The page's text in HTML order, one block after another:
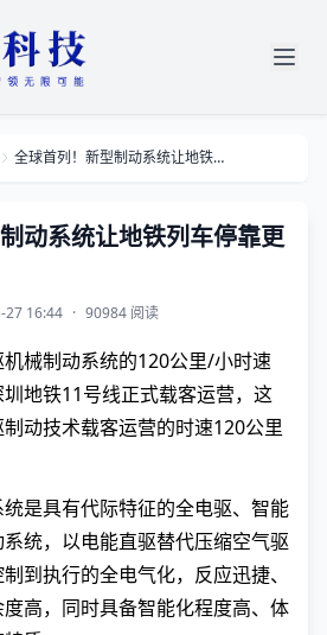
全球首列！新型制动系统让地铁列车停靠更丝滑
动系统让地铁列车停靠更
27 16:44 · 90984 阅读
械制动系统的120公里/小时速
地铁11号线正式载客运营，这
动技术载客运营的时速120公里
是具有代际特征的全电驱、智能
统，以电能直驱替代压缩空气驱
到执行的全电气化，反应迅捷、
高，同时具备智能化程度高、体